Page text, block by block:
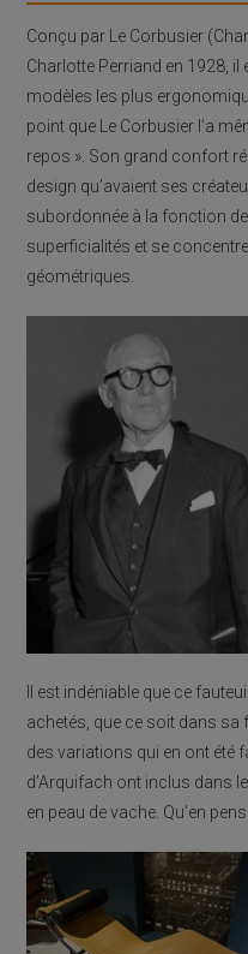
Conçu par Le Corbusier
Charlotte Perriand en 1928,
modèles les plus
point que Le Corbusier l’a
repos ». Son grand confort
design qu’avaient ses
subordonnée à la fonction
superficialités et se
géométriques.
Il est indéniable que ce
achetés, que ce soit dans
des variations qui en ont été
d’Arquifach ont inclus dans
en peau de vache. Qu’en